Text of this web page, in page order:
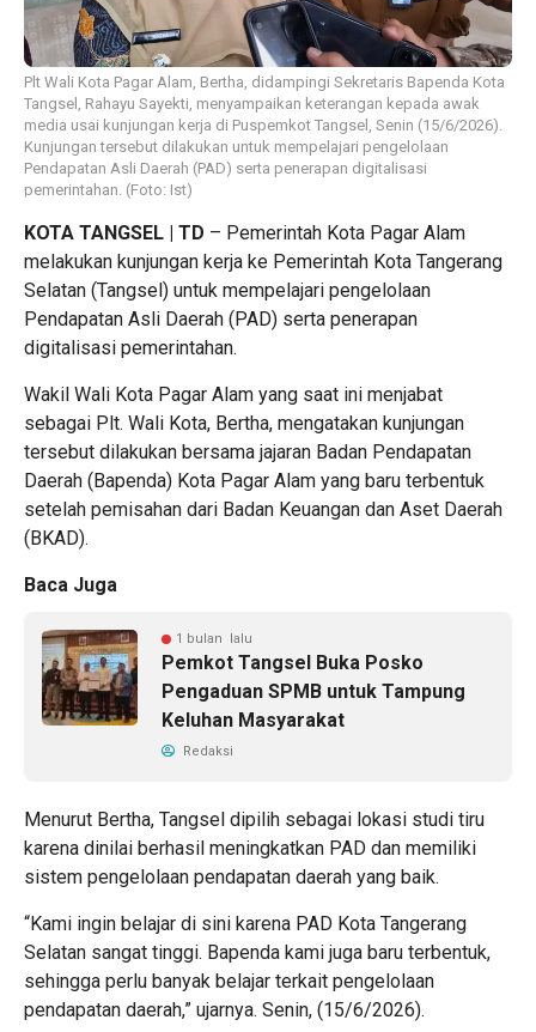
Plt Wali Kota Pagar Alam, Bertha, didampingi Sekretaris Bapenda Kota
Tangsel, Rahayu Sayekti, menyampaikan keterangan kepada awak
media usai kunjungan kerja di Puspemkot Tangsel, Senin (15/6/2026).
Kunjungan tersebut dilakukan untuk mempelajari pengelolaan
Pendapatan Asli Daerah (PAD) serta penerapan digitalisasi
pemerintahan. (Foto: Ist)
KOTA TANGSEL | TD – Pemerintah Kota Pagar Alam
melakukan kunjungan kerja ke Pemerintah Kota Tangerang
Selatan (Tangsel) untuk mempelajari pengelolaan
Pendapatan Asli Daerah (PAD) serta penerapan
digitalisasi pemerintahan.
Wakil Wali Kota Pagar Alam yang saat ini menjabat
sebagai Plt. Wali Kota, Bertha, mengatakan kunjungan
tersebut dilakukan bersama jajaran Badan Pendapatan
Daerah (Bapenda) Kota Pagar Alam yang baru terbentuk
setelah pemisahan dari Badan Keuangan dan Aset Daerah
(BKAD).
Baca Juga
1 bulan lalu
Pemkot Tangsel Buka Posko
Pengaduan SPMB untuk Tampung
Keluhan Masyarakat
Redaksi
Menurut Bertha, Tangsel dipilih sebagai lokasi studi tiru
karena dinilai berhasil meningkatkan PAD dan memiliki
sistem pengelolaan pendapatan daerah yang baik.
“Kami ingin belajar di sini karena PAD Kota Tangerang
Selatan sangat tinggi. Bapenda kami juga baru terbentuk,
sehingga perlu banyak belajar terkait pengelolaan
pendapatan daerah,” ujarnya. Senin, (15/6/2026).